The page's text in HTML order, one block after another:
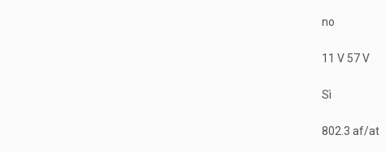
no
11 V 57 V
Sì
802.3 af/at